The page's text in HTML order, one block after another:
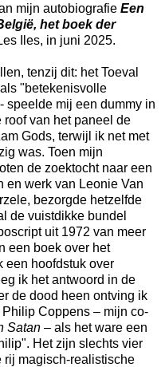
mijn autobiografie Een
het boek der
Iles, in juni 2025.
tenzij dit: het Toeval
"betekenisvolle
speelde mij een dummy in
van het paneel de
Gods, terwijl ik net met
was. Toen mijn
de zoektocht naar een
en werk van Leonie Van
bezorgde hetzelfde
de vuistdikke bundel
uit 1972 van meer
een boek over het
een hoofdstuk over
ik het antwoord in de
de dood heen ontving ik
Coppens – mijn co-
Satan – als het ware een
Het zijn slechts vier
rij magisch-realistische